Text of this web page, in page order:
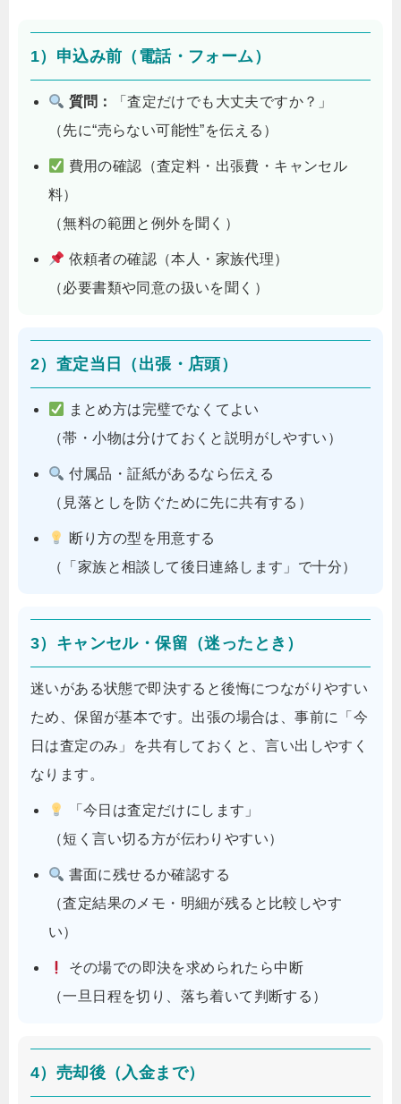
1）申込み前（電話・フォーム）
質問：
「査定だけでも大丈夫ですか？」
（先に“売らない可能性”を伝える）
費用の確認（査定料・出張費・キャンセル
料）
（無料の範囲と例外を聞く）
依頼者の確認（本人・家族代理）
（必要書類や同意の扱いを聞く）
2）査定当日（出張・店頭）
まとめ方は完璧でなくてよい
（帯・小物は分けておくと説明がしやすい）
付属品・証紙があるなら伝える
（見落としを防ぐために先に共有する）
断り方の型を用意する
（「家族と相談して後日連絡します」で十分）
3）キャンセル・保留（迷ったとき）
迷いがある状態で即決すると後悔につながりやすい
ため、保留が基本です。出張の場合は、事前に「今
日は査定のみ」を共有しておくと、言い出しやすく
なります。
「今日は査定だけにします」
（短く言い切る方が伝わりやすい）
書面に残せるか確認する
（査定結果のメモ・明細が残ると比較しやす
い）
その場での即決を求められたら中断
（一旦日程を切り、落ち着いて判断する）
4）売却後（入金まで）